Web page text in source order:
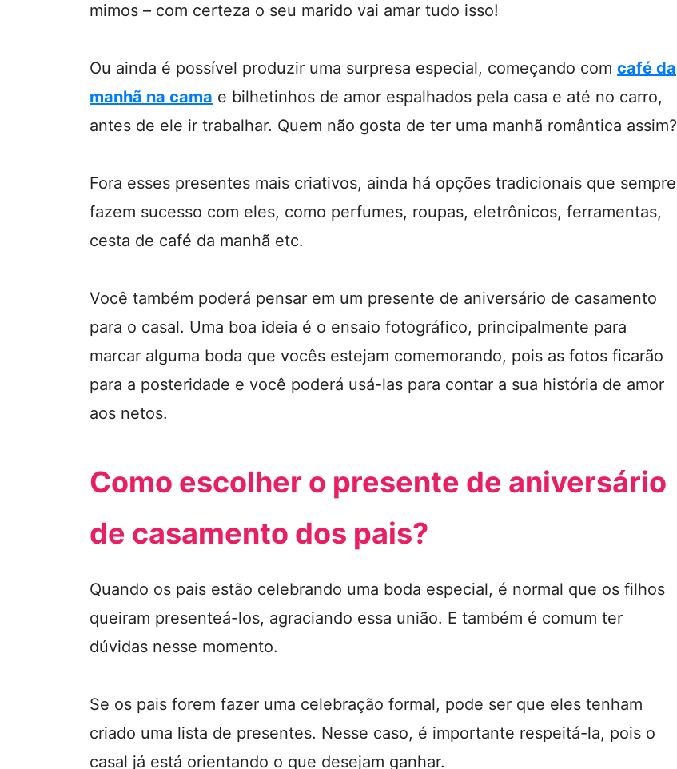
mimos – com certeza o seu marido vai amar tudo isso!
Ou ainda é possível produzir uma surpresa especial, começando com café da
manhã na cama e bilhetinhos de amor espalhados pela casa e até no carro,
antes de ele ir trabalhar. Quem não gosta de ter uma manhã romântica assim?
Fora esses presentes mais criativos, ainda há opções tradicionais que sempre
fazem sucesso com eles, como perfumes, roupas, eletrônicos, ferramentas,
cesta de café da manhã etc.
Você também poderá pensar em um presente de aniversário de casamento
para o casal. Uma boa ideia é o ensaio fotográfico, principalmente para
marcar alguma boda que vocês estejam comemorando, pois as fotos ficarão
para a posteridade e você poderá usá-las para contar a sua história de amor
aos netos.
Como escolher o presente de aniversário
de casamento dos pais?
Quando os pais estão celebrando uma boda especial, é normal que os filhos
queiram presenteá-los, agraciando essa união. E também é comum ter
dúvidas nesse momento.
Se os pais forem fazer uma celebração formal, pode ser que eles tenham
criado uma lista de presentes. Nesse caso, é importante respeitá-la, pois o
casal já está orientando o que desejam ganhar.